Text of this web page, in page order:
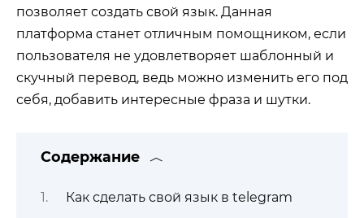
позволяет создать свой язык. Данная
платформа станет отличным помощником, если
пользователя не удовлетворяет шаблонный и
скучный перевод, ведь можно изменить его под
себя, добавить интересные фраза и шутки.
Содержание
Как сделать свой язык в telegram